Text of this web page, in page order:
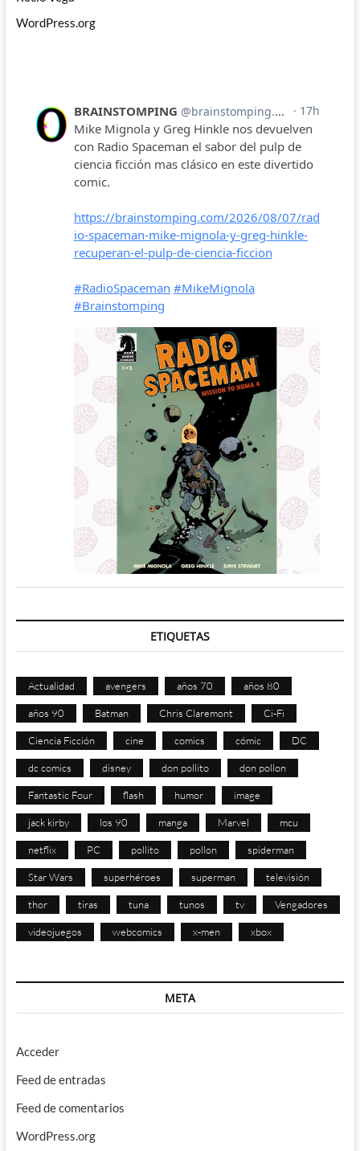
WordPress.org
ETIQUETAS
Actualidad avengers años 70 años 80
años 90 Batman Chris Claremont Ci-Fi
Ciencia Ficción cine comics cómic DC
dc comics disney don pollito don pollon
Fantastic Four flash humor image
jack kirby los 90 manga Marvel mcu
netflix PC pollito pollon spiderman
Star Wars superhéroes superman televisión
thor tiras tuna tunos tv Vengadores
videojuegos webcomics x-men xbox
META
Acceder
Feed de entradas
Feed de comentarios
WordPress.org